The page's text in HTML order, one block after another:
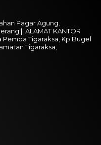
Pagar Agung,
|| ALAMAT KANTOR
Pemda Tigaraksa, Kp.Bugel
Tigaraksa,